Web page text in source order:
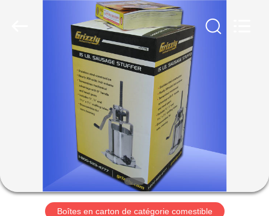
PRODUITS
AU
Boîtes en carton de catégorie comestible